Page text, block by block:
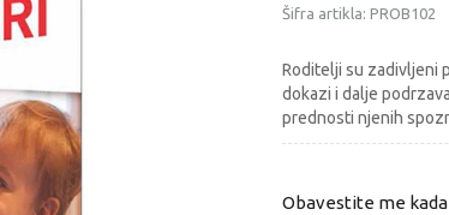
Šifra artikla: PROB102
Roditelji su zadivljeni
dokazi i dalje
prednosti njenih
Obavestite me